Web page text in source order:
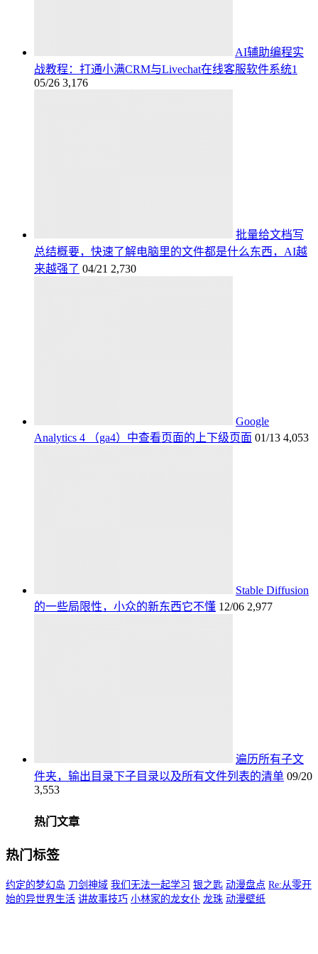
AI辅助编程实
战教程：打通小满CRM与Livechat在线客服软件系统1
05/26 3,176
批量给文档写
总结概要，快速了解电脑里的文件都是什么东西，AI越
来越强了 04/21 2,730
Google
Analytics 4 （ga4）中查看页面的上下级页面 01/13 4,053
Stable Diffusion
的一些局限性，小众的新东西它不懂 12/06 2,977
遍历所有子文
件夹，输出目录下子目录以及所有文件列表的清单 09/20
3,553
热门文章
热门标签
约定的梦幻岛 刀剑神域 我们无法一起学习 银之匙 动漫盘点 Re:从零开
始的异世界生活 讲故事技巧 小林家的龙女仆 龙珠 动漫壁纸